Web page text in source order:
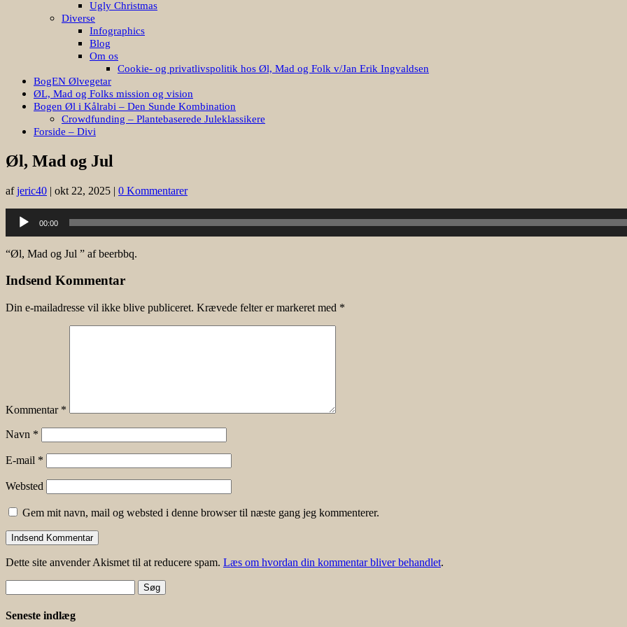
Ugly Christmas
Diverse
Infographics
Blog
Om os
Cookie- og privatlivspolitik hos Øl, Mad og Folk v/Jan Erik Ingvaldsen
BogEN Ølvegetar
ØL, Mad og Folks mission og vision
Bogen Øl i Kålrabi – Den Sunde Kombination
Crowdfunding – Plantebaserede Juleklassikere
Forside – Divi
Øl, Mad og Jul
afjeric40 | okt 22, 2025 | 0 Kommentarer
Lydafspiller
00:00
“Øl, Mad og Jul ” af beerbbq.
Indsend Kommentar
Din e-mailadresse vil ikke blive publiceret. Krævede felter er markeret med *
Kommentar *
Navn *
E-mail *
Websted
Gem mit navn, mail og websted i denne browser til næste gang jeg kommenterer.
Dette site anvender Akismet til at reducere spam. Læs om hvordan din kommentar bliver behandlet.
efter:
Seneste indlæg